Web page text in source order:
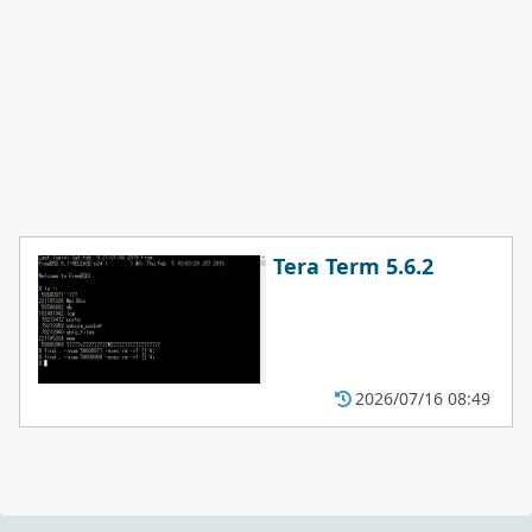
Tera Term 5.6.2
2026/07/16 08:49